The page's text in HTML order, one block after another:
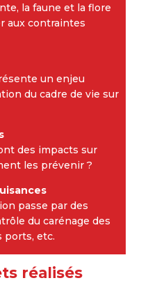
la faune et la flore
aux contraintes
un enjeu
du cadre de vie sur
des impacts sur
les prévenir ?
passe par des
du carénage des
ports, etc.
réalisés